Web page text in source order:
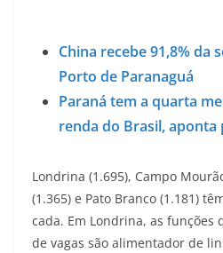
China recebe 91,8% da
Porto de Paranaguá
Paraná tem a quarta
renda do Brasil, aponta
Londrina (1.695), Campo
(1.365) e Pato Branco (1.181)
cada. Em Londrina, as funções
de vagas são alimentador de